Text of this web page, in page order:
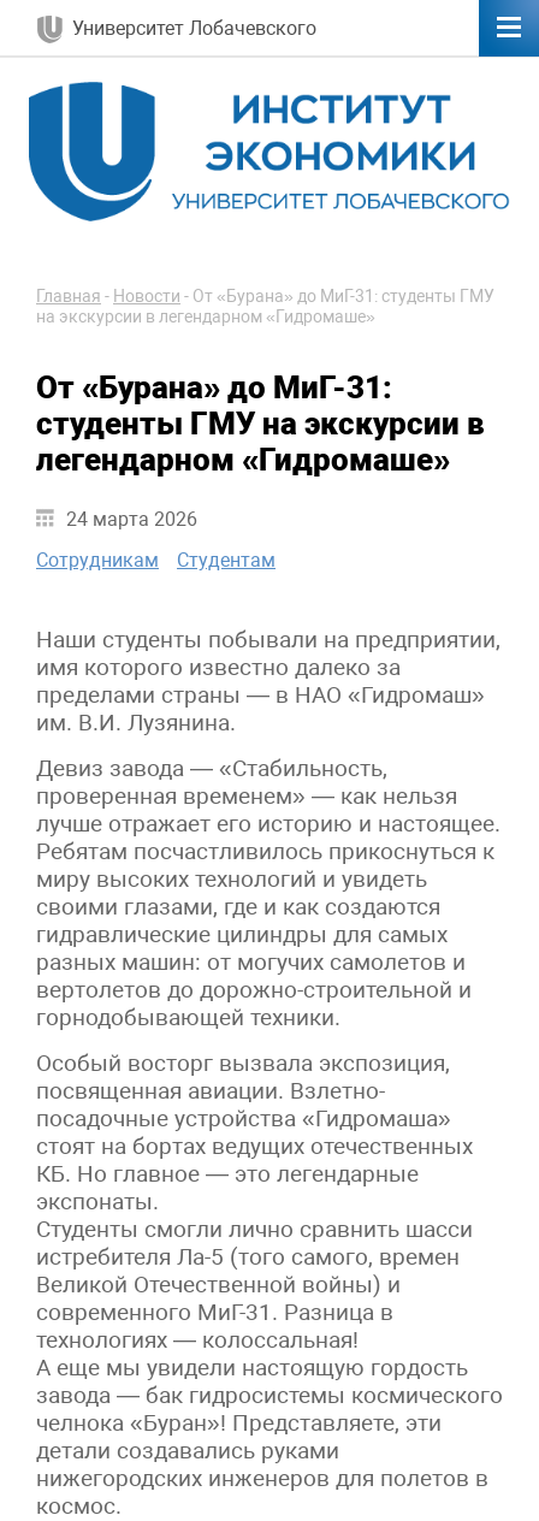
Университет Лобачевского
Главная - Новости - От «Бурана» до МиГ-31: студенты ГМУ
на экскурсии в легендарном «Гидромаше»
От «Бурана» до МиГ-31:
студенты ГМУ на экскурсии в
легендарном «Гидромаше»
24 марта 2026
Сотрудникам
Студентам
Наши студенты побывали на предприятии,
имя которого известно далеко за
пределами страны — в НАО «Гидромаш»
им. В.И. Лузянина.
Девиз завода — «Стабильность,
проверенная временем» — как нельзя
лучше отражает его историю и настоящее.
Ребятам посчастливилось прикоснуться к
миру высоких технологий и увидеть
своими глазами, где и как создаются
гидравлические цилиндры для самых
разных машин: от могучих самолетов и
вертолетов до дорожно-строительной и
горнодобывающей техники.
Особый восторг вызвала экспозиция,
посвященная авиации. Взлетно-
посадочные устройства «Гидромаша»
стоят на бортах ведущих отечественных
КБ. Но главное — это легендарные
экспонаты.
Студенты смогли лично сравнить шасси
истребителя Ла-5 (того самого, времен
Великой Отечественной войны) и
современного МиГ-31. Разница в
технологиях — колоссальная!
А еще мы увидели настоящую гордость
завода — бак гидросистемы космического
челнока «Буран»! Представляете, эти
детали создавались руками
нижегородских инженеров для полетов в
космос.